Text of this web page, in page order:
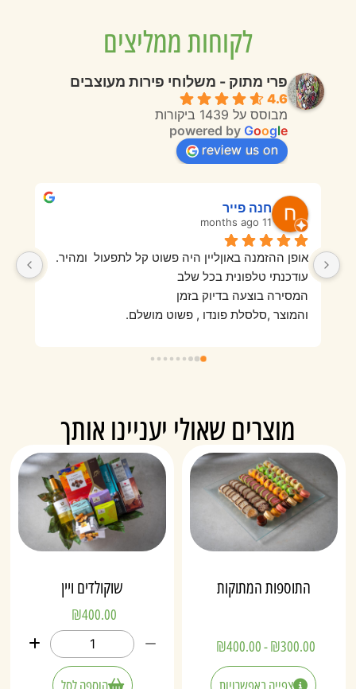
לקוחות ממליצים
פרי מתוק - משלוחי פירות מעוצבים
4.6
מבוסס על 1439 ביקורות
powered byGoogle
review us on
חנה פייר
11 months ago
אופן ההזמנה באוןליין היה פשוט קל לתפעול  ומהיר.
עודכנתי טלפונית בכל שלב
המסירה בוצעה בדיוק בזמן
והמוצר ,סלסלת פונדו , פשוט מושלם.
מוצרים שאולי יעניינו אותך
התוספות המתוקות
₪300.00
-
₪400.00
צפייה באפשרויות
שוקולדים ויין
₪400.00
הוספה לסל